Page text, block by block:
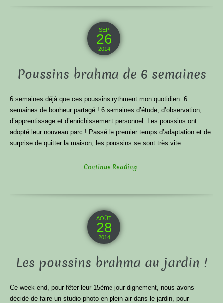
SEP
26
2014
Poussins brahma de 6 semaines
6 semaines déjà que ces poussins rythment mon quotidien. 6
semaines de bonheur partagé ! 6 semaines d’étude, d’observation,
d’apprentissage et d’enrichissement personnel. Les poussins ont
adopté leur nouveau parc ! Passé le premier temps d’adaptation et de
surprise de quitter la maison, les poussins se sont très vite...
Continue Reading...
AOÛT
28
2014
Les poussins brahma au jardin !
Ce week-end, pour fêter leur 15ème jour dignement, nous avons
décidé de faire un studio photo en plein air dans le jardin, pour